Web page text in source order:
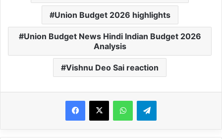
Union Budget 2026 highlights
Union Budget News Hindi Indian Budget 2026
Analysis
Vishnu Deo Sai reaction
WhatsAppTelegram